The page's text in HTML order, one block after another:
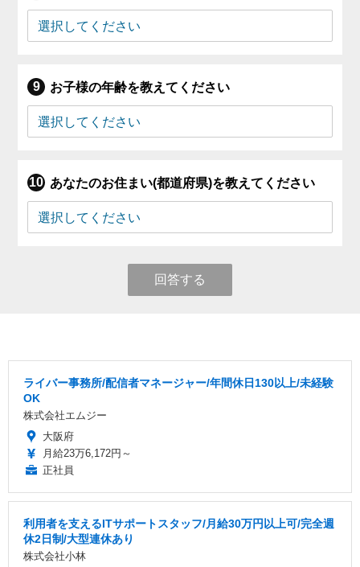
お子様の年齢を教えてください
あなたのお住まい(都道府県)を教えてください
回答する
ライバー事務所/配信者マネージャー/年間休日130以上/未経験
OK
株式会社エムジー
大阪府
月給23万6,172円～
正社員
利用者を支えるITサポートスタッフ/月給30万円以上可/完全週
休2日制/大型連休あり
株式会社小林